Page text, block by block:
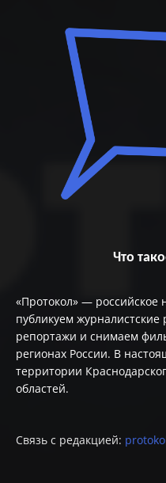
Что
«Протокол» —
публикуем журналистские
репортажи и снимаем
регионах России. В
территории
областей.
Связь с редакцией: